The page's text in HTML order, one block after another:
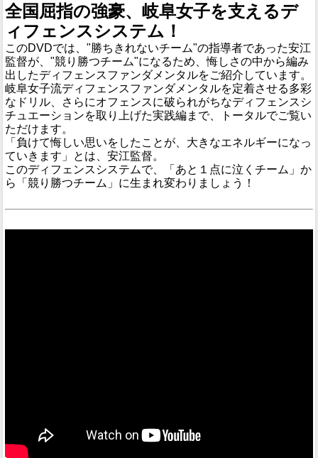
全国屈指の強豪、岐阜女子を支えるデ
ィフェンスシステム！
このDVDでは、"勝ちきれないチーム"の指導者であった安江
監督が、"競り勝つチーム"になるため、悔しさの中から編み
出したディフェンスファンダメンタルをご紹介しています。
岐阜女子流ディフェンスファンダメンタルを定着させる多彩
なドリル、さらにオフェンスに破られがちなディフェンスシ
チュエーションを取り上げた実践編まで、トータルでご覧い
ただけます。
「負けて悔しい思いをしたことが、大きなエネルギーになっ
ていきます」とは、安江監督。
このディフェンスシステムで、「あと１点に泣くチーム」か
ら「競り勝つチーム」に生まれ変わりましょう！